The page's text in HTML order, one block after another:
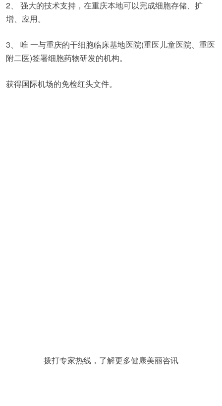
2、 强大的技术支持，在重庆本地可以完成细胞存储、扩
增、应用。
3、 唯 一与重庆的干细胞临床基地医院(重医儿童医院、重医
附二医)签署细胞药物研发的机构。
获得国际机场的免检红头文件。
拨打专家热线，了解更多健康美丽咨讯